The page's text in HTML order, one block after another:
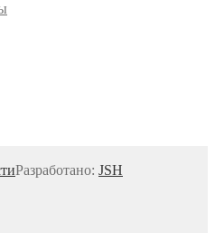
Разработано: JSH